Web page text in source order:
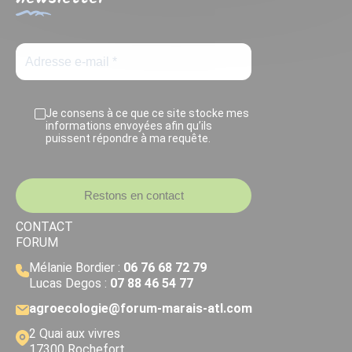
Je consens à ce que ce site stocke mes
informations envoyées afin qu’ils
puissent répondre à ma requête.
Restons en contact
CONTACT
FORUM
Mélanie Bordier : 06 76 68 72 79
Lucas Degos : 07 88 46 54 77
agroecologie@forum-marais-atl.com
2 Quai aux vivres